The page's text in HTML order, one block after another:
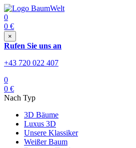
0
0 €
×
Rufen Sie uns an
+43 720 022 407
0
0 €
Nach Typ
3D Bäume
Luxus 3D
Unsere Klassiker
Weißer Baum